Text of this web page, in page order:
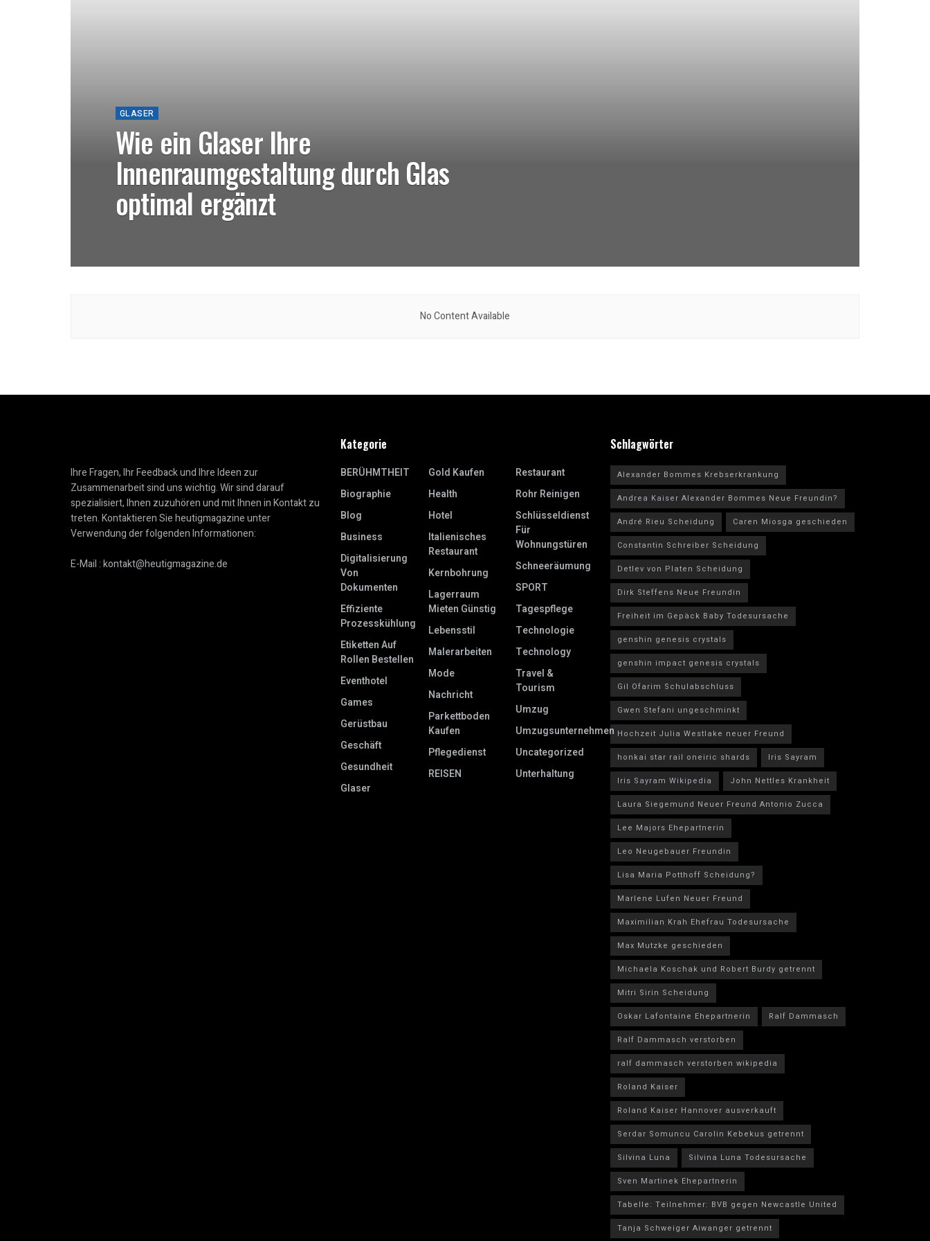
GLASER
Wie ein Glaser Ihre
Innenraumgestaltung durch Glas
optimal ergänzt
No Content Available
Ihre Fragen, Ihr Feedback und Ihre Ideen zur
Zusammenarbeit sind uns wichtig. Wir sind darauf
spezialisiert, Ihnen zuzuhören und mit Ihnen in Kontakt zu
treten. Kontaktieren Sie heutigmagazine unter
Verwendung der folgenden Informationen:
E-Mail :kontakt@heutigmagazine.de
Kategorie
BERÜHMTHEIT
Biographie
Blog
Business
Digitalisierung
Von
Dokumenten
Effiziente
Prozesskühlung
Etiketten Auf
Rollen Bestellen
Eventhotel
Games
Gerüstbau
Geschäft
Gesundheit
Glaser
Gold Kaufen
Health
Hotel
Italienisches
Restaurant
Kernbohrung
Lagerraum
Mieten Günstig
Lebensstil
Malerarbeiten
Mode
Nachricht
Parkettboden
Kaufen
Pflegedienst
REISEN
Restaurant
Rohr Reinigen
Schlüsseldienst
Für
Wohnungstüren
Schneeräumung
SPORT
Tagespflege
Technologie
Technology
Travel &
Tourism
Umzug
Umzugsunternehmen
Uncategorized
Unterhaltung
Schlagwörter
Alexander Bommes Krebserkrankung
Andrea Kaiser Alexander Bommes Neue Freundin?
André Rieu Scheidung
Caren Miosga geschieden
Constantin Schreiber Scheidung
Detlev von Platen Scheidung
Dirk Steffens Neue Freundin
Freiheit im Gepäck Baby Todesursache
genshin genesis crystals
genshin impact genesis crystals
Gil Ofarim Schulabschluss
Gwen Stefani ungeschminkt
Hochzeit Julia Westlake neuer Freund
honkai star rail oneiric shards
Iris Sayram
Iris Sayram Wikipedia
John Nettles Krankheit
Laura Siegemund Neuer Freund Antonio Zucca
Lee Majors Ehepartnerin
Leo Neugebauer Freundin
Lisa Maria Potthoff Scheidung?
Marlene Lufen Neuer Freund
Maximilian Krah Ehefrau Todesursache
Max Mutzke geschieden
Michaela Koschak und Robert Burdy getrennt
Mitri Sirin Scheidung
Oskar Lafontaine Ehepartnerin
Ralf Dammasch
Ralf Dammasch verstorben
ralf dammasch verstorben wikipedia
Roland Kaiser
Roland Kaiser Hannover ausverkauft
Serdar Somuncu Carolin Kebekus getrennt
Silvina Luna
Silvina Luna Todesursache
Sven Martinek Ehepartnerin
Tabelle: Teilnehmer: BVB gegen Newcastle United
Tanja Schweiger Aiwanger getrennt